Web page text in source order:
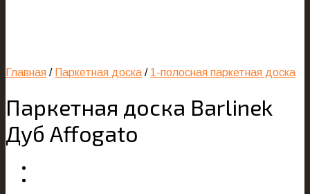
Главная / Паркетная доска / 1-полосная паркетная доска
Паркетная доска Barlinek
Дуб Affogato